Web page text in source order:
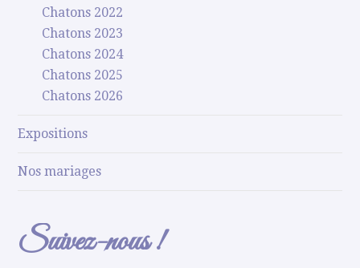
Chatons 2022
Chatons 2023
Chatons 2024
Chatons 2025
Chatons 2026
Expositions
Nos mariages
Suivez-nous !